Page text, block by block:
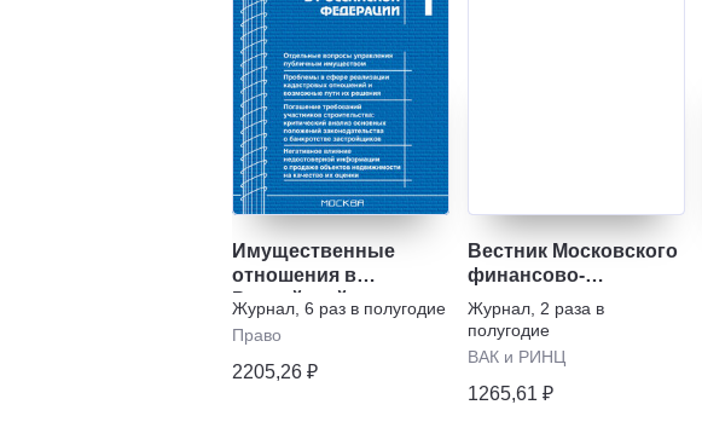
Имущественные
отношения в
Российской
Федерации
Журнал 6 раз в полугодие
Право
2205,26 ₽
Вестник Московского
финансово-
юридического
университета МФЮА
Журнал 2 раза в
полугодие
ВАК и РИНЦ
1265,61 ₽